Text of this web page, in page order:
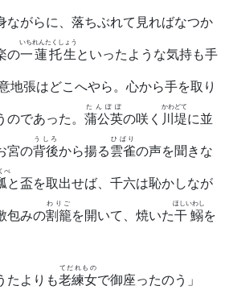
がらに、落ちぶれて見ればなつか
の一蓮托生
いちれんたくしょう
といったような気持も手
地張はどこへやら。心から手を取り
であった。 蒲公英
たんぽぽ
の咲く 川堤
かわどて
に並
宮の背後
うしろ
から揚る雲雀
ひばり
の声を聞きな
べ
と盃を取出せば、千六は恥かしなが
包みの割籠
わりご
を開いて、焼いた干鰯
ほしいわし
を
たよりも老練女
てだれもの
で御座ったのう」